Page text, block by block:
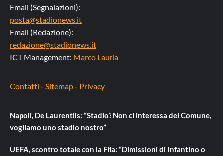
Email (Segnalazioni):
posta@stadionews.it
Email (Redazione):
redazione@stadionews.it
ICT Management: Marco Lauria
Contatti - Sitemap- Privacy
Napoli, De Laurentiis: “Stadio? Non ci interessa del Comune,
vogliamo uno stadio nostro”
UEFA, scontro totale con la Fifa: “Dimissioni di Infantino o